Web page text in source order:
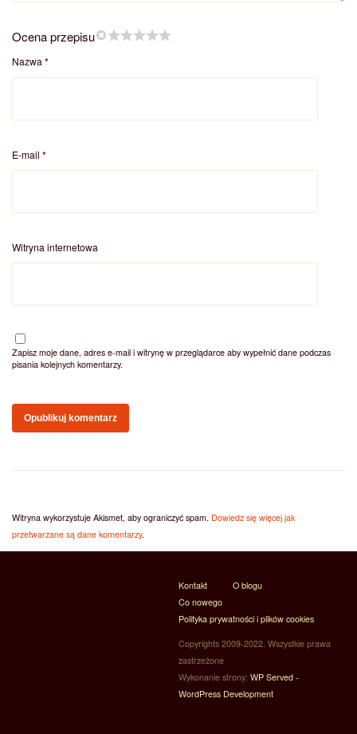
Ocena przepisu
Nazwa*
E-mail *
Witryna internetowa
Zapisz moje dane, adres e-mail i witrynę w przeglądarce aby wypełnić dane podczas
pisania kolejnych komentarzy.
Witryna wykorzystuje Akismet, aby ograniczyć spam. Dowiedz się więcej jak
przetwarzane są dane komentarzy.
Kontakt
O blogu
Co nowego
Polityka prywatności i plików cookies
Copyrights 2009-2022. Wszystkie prawa
zastrzeżone
Wykonanie strony: WP Served -
WordPress Development